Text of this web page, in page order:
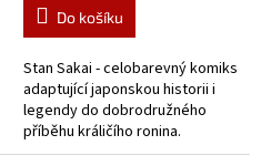
Do košíku
Stan Sakai - celobarevný komiks
adaptující japonskou historii i
legendy do dobrodružného
příběhu králičího ronina.